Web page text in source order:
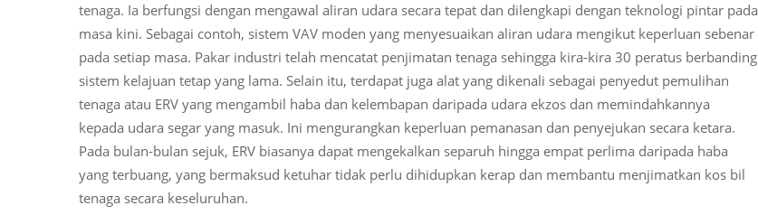
tenaga. Ia berfungsi dengan mengawal aliran udara secara tepat dan dilengkapi dengan teknologi pintar pada
masa kini. Sebagai contoh, sistem VAV moden yang menyesuaikan aliran udara mengikut keperluan sebenar
pada setiap masa. Pakar industri telah mencatat penjimatan tenaga sehingga kira-kira 30 peratus berbanding
sistem kelajuan tetap yang lama. Selain itu, terdapat juga alat yang dikenali sebagai penyedut pemulihan
tenaga atau ERV yang mengambil haba dan kelembapan daripada udara ekzos dan memindahkannya
kepada udara segar yang masuk. Ini mengurangkan keperluan pemanasan dan penyejukan secara ketara.
Pada bulan-bulan sejuk, ERV biasanya dapat mengekalkan separuh hingga empat perlima daripada haba
yang terbuang, yang bermaksud ketuhar tidak perlu dihidupkan kerap dan membantu menjimatkan kos bil
tenaga secara keseluruhan.